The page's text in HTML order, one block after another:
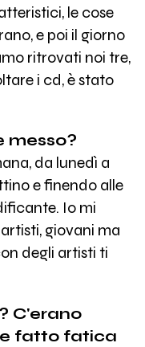
le cose
e poi il giorno
ritrovati noi tre,
i cd, è stato
messo?
da lunedì a
e finendo alle
Io mi
giovani ma
degli artisti ti
C'erano
fatto fatica